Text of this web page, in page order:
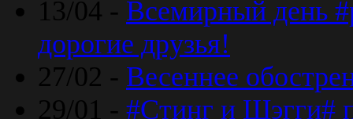
13/04 - Всемирный день
дорогие друзья!
27/02 - Весеннее
29/01 - #Стинг и Шэгги#